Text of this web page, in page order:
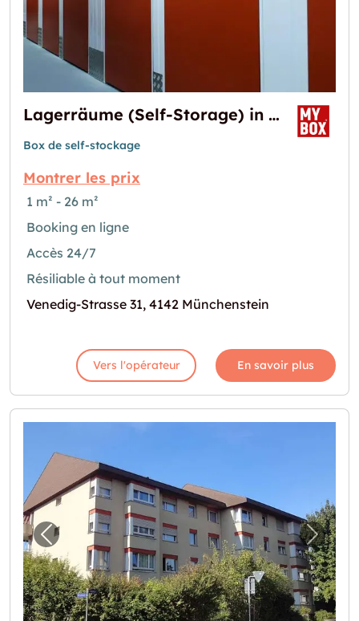
Lagerräume (Self-Storage) in Basel
Box de self-stockage
Montrer les prix
1 m² - 26 m²
Booking en ligne
Accès 24/7
Résiliable à tout moment
Venedig-Strasse 31, 4142 Münchenstein
Vers l'opérateur En savoir plus
Image précédente pour "Bastelraum in